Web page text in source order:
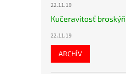
22.11.19
Kučeravitosť broskýň
22.11.19
ARCHÍV